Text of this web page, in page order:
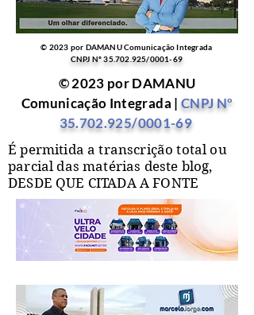
© 2023 por DAMANU Comunicação Integrada
CNPJ Nº35.702.925/0001-69
© 2023 por DAMANU
Comunicação Integrada | CNPJ Nº
35.702.925/0001-69
É permitida a transcrição total ou
parcial das matérias deste blog,
DESDE QUE CITADA A FONTE